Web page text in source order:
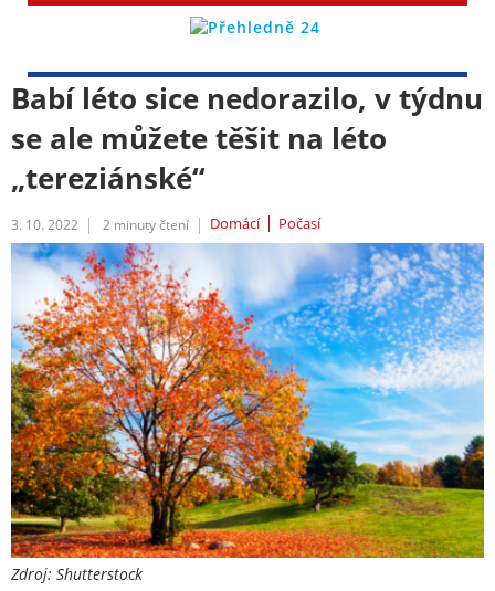
Babí léto sice nedorazilo, v týdnu
se ale můžete těšit na léto
„tereziánské“
3. 10. 2022 2 minuty čtení Domácí Počasí
Zdroj: Shutterstock